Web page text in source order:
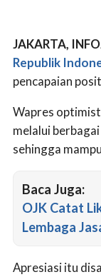
JAKARTA,
Republik
pencapaian
Wapres
melalui
sehingga
Baca Juga:
OJK Catat
Lembaga
Apresiasi itu